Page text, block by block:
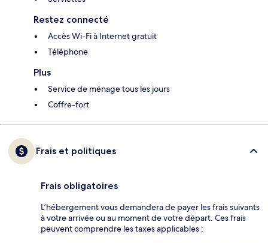
Restez connecté
Accès Wi-Fi à Internet gratuit
Téléphone
Plus
Service de ménage tous les jours
Coffre-fort
Frais et politiques
Frais obligatoires
L’hébergement vous demandera de payer les frais suivants
à votre arrivée ou au moment de votre départ. Ces frais
peuvent comprendre les taxes applicables :